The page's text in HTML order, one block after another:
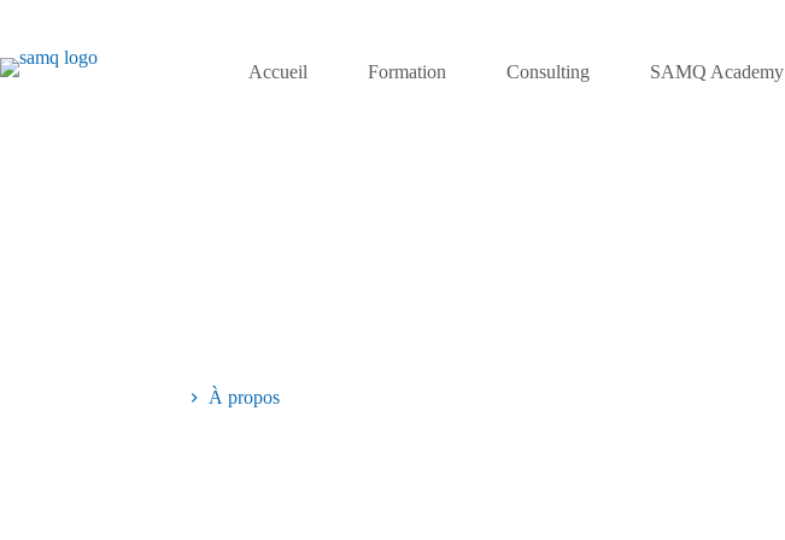
Accueil Formation Consulting SAMQ Academy
À propos